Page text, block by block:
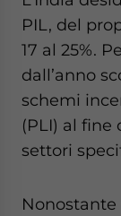
PIL, del
17 al 25%.
dall’anno
schemi
(PLI) al fine
settori